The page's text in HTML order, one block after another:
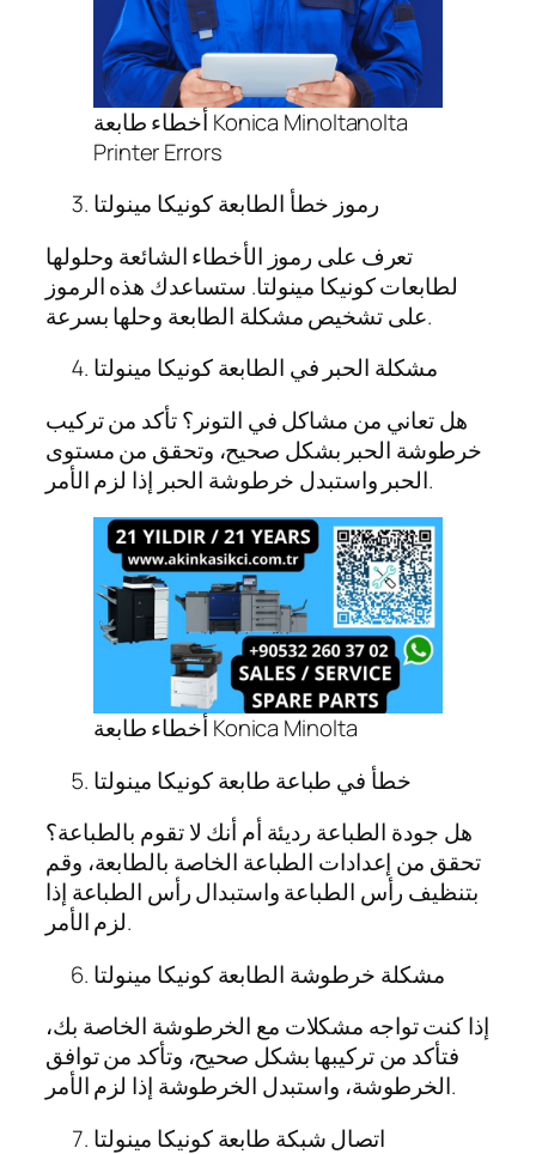
أخطاء طابعة Konica Minoltanolta
Printer Errors
رموز خطأ الطابعة كونيكا مينولتا
تعرف على رموز الأخطاء الشائعة وحلولها
لطابعات كونيكا مينولتا. ستساعدك هذه الرموز
على تشخيص مشكلة الطابعة وحلها بسرعة.
مشكلة الحبر في الطابعة كونيكا مينولتا
هل تعاني من مشاكل في التونر؟ تأكد من تركيب
خرطوشة الحبر بشكل صحيح، وتحقق من مستوى
الحبر واستبدل خرطوشة الحبر إذا لزم الأمر.
أخطاء طابعة Konica Minolta
خطأ في طباعة طابعة كونيكا مينولتا
هل جودة الطباعة رديئة أم أنك لا تقوم بالطباعة؟
تحقق من إعدادات الطباعة الخاصة بالطابعة، وقم
بتنظيف رأس الطباعة واستبدال رأس الطباعة إذا
لزم الأمر.
مشكلة خرطوشة الطابعة كونيكا مينولتا
إذا كنت تواجه مشكلات مع الخرطوشة الخاصة بك،
فتأكد من تركيبها بشكل صحيح، وتأكد من توافق
الخرطوشة، واستبدل الخرطوشة إذا لزم الأمر.
اتصال شبكة طابعة كونيكا مينولتا